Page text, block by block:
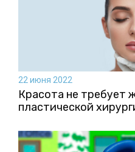
22 июня 2022
Красота не требует
пластической